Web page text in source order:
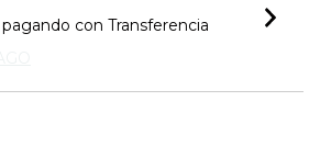
pagando con Transferencia